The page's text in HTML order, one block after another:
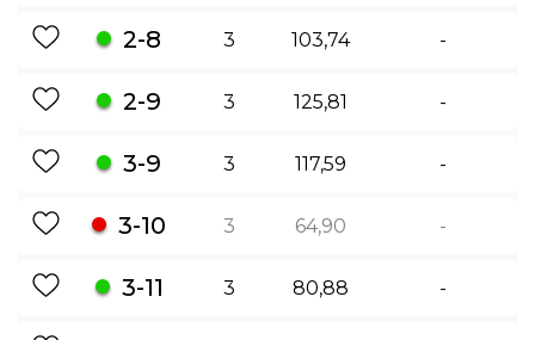
2-8 3 103,74 -
2-9 3 125,81 -
3-9 3 117,59 -
3-10 3 64,90 -
3-11 3 80,88 -